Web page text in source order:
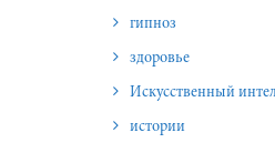
гипноз
здоровье
Искусственный
истории